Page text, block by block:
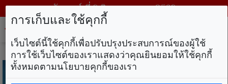
วันเสาร์ ที่ 8 สิงหาคม พ.ศ. 2569
การเก็บและใช้คุกกี้
เว็บไซต์นี้ใช้คุกกี้เพื่อปรับปรุงประสบการณ์ของผู้ใช้
การใช้เว็บไซต์ของเราแสดงว่าคุณยินยอมให้ใช้คุกกี้
ทั้งหมดตามนโยบายคุกกี้ของเรา